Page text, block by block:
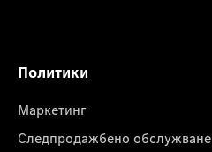
Политики
Маркетинг
Следпродажбено обслужване